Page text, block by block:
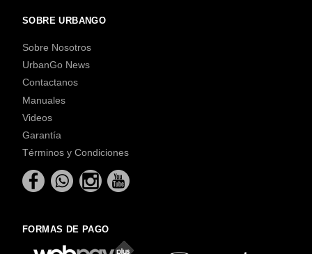
SOBRE URBANGO
Sobre Nosotros
UrbanGo News
Contactanos
Manuales
Videos
Garantía
Términos y Condiciones
FORMAS DE PAGO